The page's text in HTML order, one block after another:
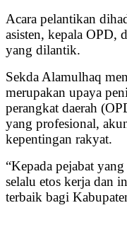
Acara pelantikan
asisten, kepala OPD,
yang dilantik.
Sekda Alamulhaq
merupakan upaya
perangkat daerah
yang profesional,
kepentingan rakyat.
“Kepada pejabat
selalu etos kerja dan
terbaik bagi